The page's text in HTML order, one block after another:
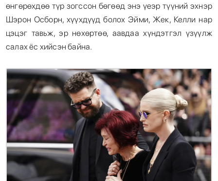
өнгөрөхдөө түр зогссон бөгөөд энэ үеэр түүний эхнэр
Шэрон Осборн, хүүхдүүд болох Эйми, Жек, Келли нар
цэцэг тавьж, эр нөхөртөө, аавдаа хүндэтгэл үзүүлж
салах ёс хийсэн байна.